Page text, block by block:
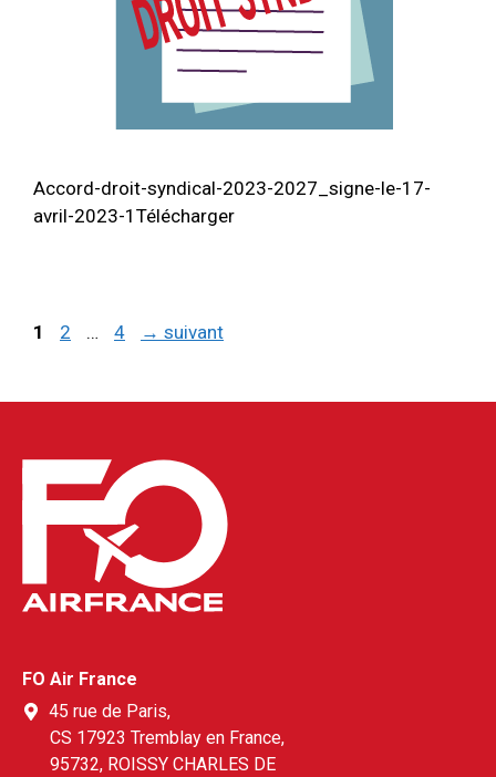
Accord-droit-syndical-2023-2027_signe-le-17-
avril-2023-1Télécharger
Page
1 Page
2 … Page
4 → suivant
FO Air France
45 rue de Paris,
CS 17923 Tremblay en France,
95732, ROISSY CHARLES DE